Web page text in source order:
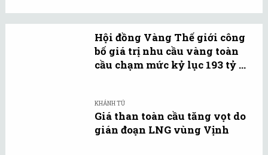
Hội đồng Vàng Thế giới công
bố giá trị nhu cầu vàng toàn
cầu chạm mức kỷ lục 193 tỷ ...
KHÁNH TÚ
Giá than toàn cầu tăng vọt do
gián đoạn LNG vùng Vịnh